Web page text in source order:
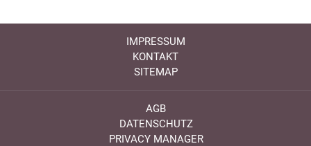
IMPRESSUM
KONTAKT
SITEMAP
AGB
DATENSCHUTZ
PRIVACY MANAGER